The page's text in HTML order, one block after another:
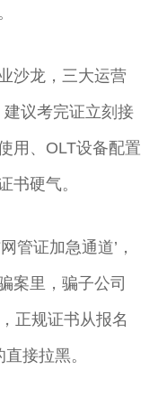
沙龙，三大运营
议考完证立刻接
用、OLT设备配置
书硬气。
管证加急通道’，
案里，骗子公司
正规证书从报名
接拉黑。